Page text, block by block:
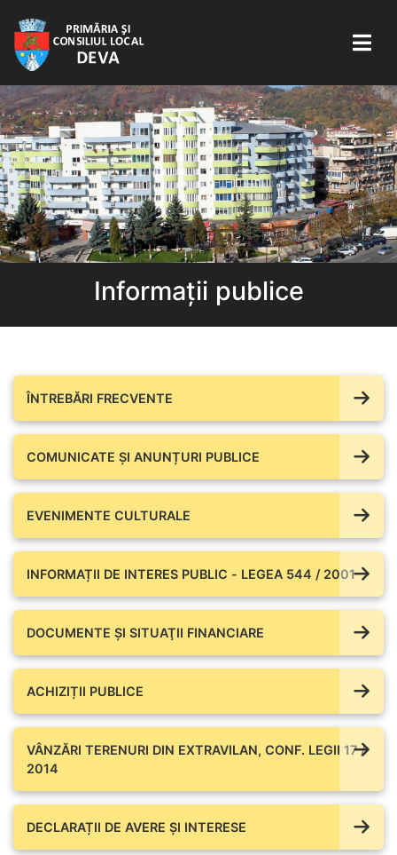
Informații publice
ÎNTREBĂRI FRECVENTE
COMUNICATE ŞI ANUNȚURI PUBLICE
EVENIMENTE CULTURALE
INFORMAȚII DE INTERES PUBLIC - LEGEA 544 / 2001
DOCUMENTE ŞI SITUAŢII FINANCIARE
ACHIZIȚII PUBLICE
VÂNZĂRI TERENURI DIN EXTRAVILAN, CONF. LEGII 17 /
2014
DECLARAȚII DE AVERE ŞI INTERESE